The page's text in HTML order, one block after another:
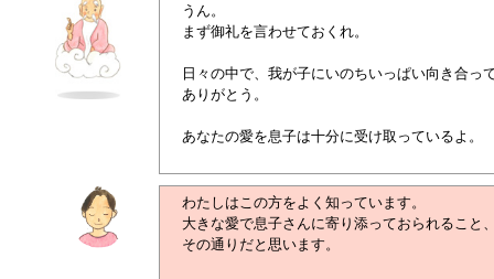
うん。
まず御礼を言わせておくれ。
日々の中で、我が子にいのちいっぱい向き合っ
ありがとう。
あなたの愛を息子は十分に受け取っているよ。
わたしはこの方をよく知っています。
大きな愛で息子さんに寄り添っておられること
その通りだと思います。